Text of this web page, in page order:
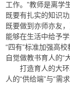
工作。”教师是离学
既要有扎实的知识
既要做到亦师亦友
能够在生活中给予
“四有”标准加强高
自觉做教书育人的“
打造育人的大
人的“供给端”与“需